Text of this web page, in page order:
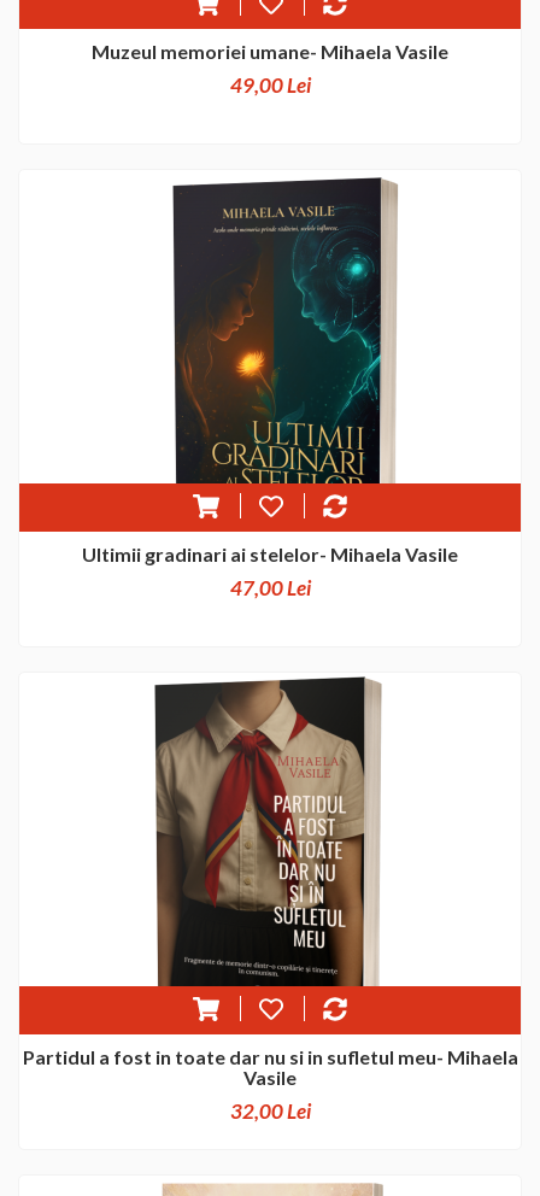
Muzeul memoriei umane- Mihaela Vasile
49,00 Lei
Ultimii gradinari ai stelelor- Mihaela Vasile
47,00 Lei
Partidul a fost in toate dar nu si in sufletul meu- Mihaela
Vasile
32,00 Lei